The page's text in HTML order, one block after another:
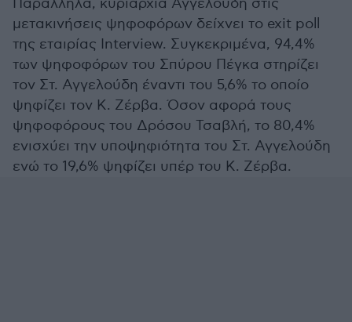
Παράλληλα, κυριαρχία Αγγελούδη στις
μετακινήσεις ψηφοφόρων δείχνει το exit poll
της εταιρίας Interview. Συγκεκριμένα, 94,4%
των ψηφοφόρων του Σπύρου Πέγκα στηρίζει
τον Στ. Αγγελούδη έναντι του 5,6% το οποίο
ψηφίζει τον Κ. Ζέρβα. Όσον αφορά τους
ψηφοφόρους του Δρόσου Τσαβλή, το 80,4%
ενισχύει την υποψηφιότητα του Στ. Αγγελούδη
ενώ το 19,6% ψηφίζει υπέρ του Κ. Ζέρβα.